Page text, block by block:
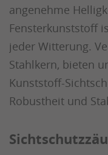
angenehme
Fensterkunststoff
jeder Witterung.
Stahlkern, bieten
Kunststoff-
Robustheit und